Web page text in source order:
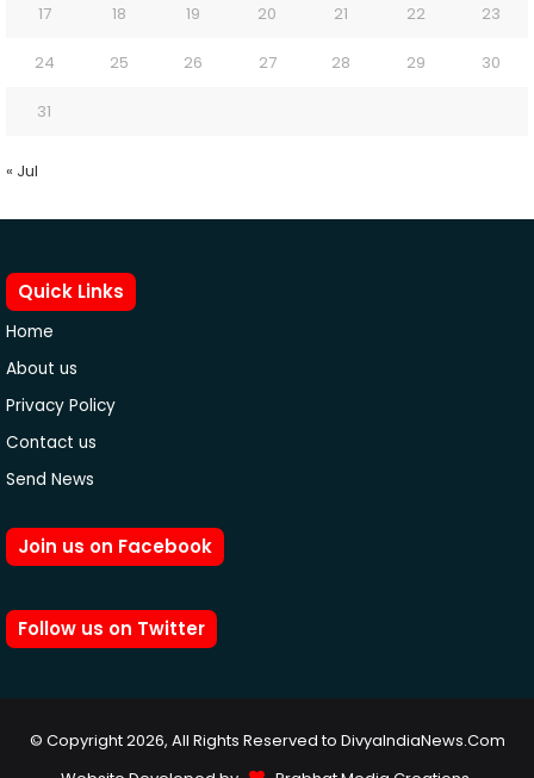
17 18 19 20 21 22 23
24 25 26 27 28 29 30
31
« Jul
Quick Links
Home
About us
Privacy Policy
Contact us
Send News
Join us on Facebook
Follow us on Twitter
© Copyright 2026, All Rights Reserved to DivyaIndiaNews.Com